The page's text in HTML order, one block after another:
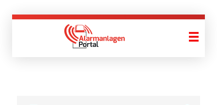
AlarmanlagenPortal